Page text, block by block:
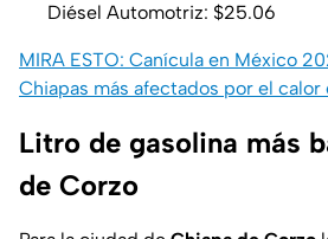
Diésel Automotriz: $25.06
MIRA ESTO: Canícula en México
Chiapas más afectados por el calor
Litro de gasolina más
de Corzo